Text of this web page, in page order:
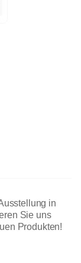
in
Sie uns
Produkten!